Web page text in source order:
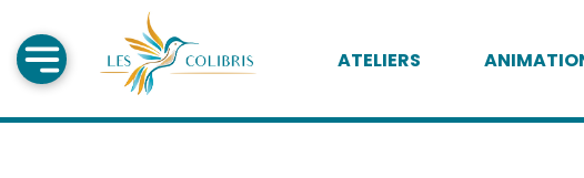
ATELIERS